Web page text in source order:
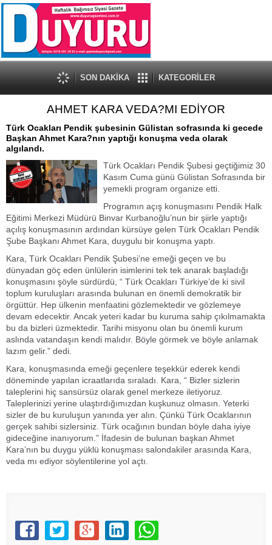
SON DAKİKA KATEGORİLER
AHMET KARA VEDA?MI EDİYOR
Türk Ocakları Pendik şubesinin Gülistan sofrasında ki gecede
Başkan Ahmet Kara?nın yaptığı konuşma veda olarak
algılandı.
Türk Ocakları Pendik Şubesi geçtiğimiz 30
Kasım Cuma günü Gülistan Sofrasında bir
yemekli program organize etti.
Programın açış konuşmasını Pendik Halk
Eğitimi Merkezi Müdürü Binvar Kurbanoğlu’nun bir şiirle yaptığı
açılış konuşmasının ardından kürsüye gelen Türk Ocakları Pendik
Şube Başkanı Ahmet Kara, duygulu bir konuşma yaptı.
Kara, Türk Ocakları Pendik Şubesi’ne emeği geçen ve bu
dünyadan göç eden ünlülerin isimlerini tek tek anarak başladığı
konuşmasını şöyle sürdürdü, “ Türk Ocakları Türkiye’de ki sivil
toplum kuruluşları arasında bulunan en önemli demokratik bir
örgüttür. Hep ülkenin menfaatini gözlemektedir ve gözlemeye
devam edecektir. Ancak yeteri kadar bu kuruma sahip çıkılmamakta
bu da bizleri üzmektedir. Tarihi misyonu olan bu önemli kurum
aslında vatandaşın kendi malıdır. Böyle görmek ve böyle anlamak
lazım gelir.” dedi.
Kara, konuşmasında emeği geçenlere teşekkür ederek kendi
döneminde yapılan icraatlarıda sıraladı. Kara, “ Bizler sizlerin
taleplerini hiç sansürsüz olarak genel merkeze iletiyoruz.
Taleplerinizi yerine ulaştırdığımızdan kuşkunuz olmasın. Yeterki
sizler de bu kuruluşun yanında yer alın. Çünkü Türk Ocaklarının
gerçek sahibi sizlersiniz. Türk ocağının bundan böyle daha iyiye
gideceğine inanıyorum.” İfadesin de bulunan başkan Ahmet
Kara’nın bu duygu yüklü konuşması salondakiler arasında Kara,
veda mı ediyor söylentilerine yol açtı.